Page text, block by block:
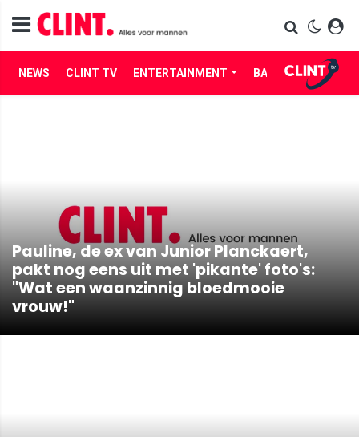
NEWS CLINT TV ENTERTAINMENT BABES LIFE
Pauline, de ex van Junior Planckaert,
pakt nog eens uit met 'pikante' foto's:
"Wat een waanzinnig bloedmooie
vrouw!"